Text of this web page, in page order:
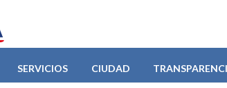
SERVICIOS CIUDAD